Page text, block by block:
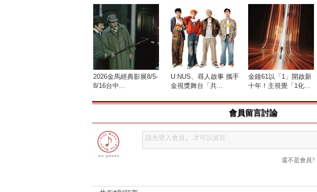
2026金馬經典影展8/5-
8/16台中...
U:NUS、尋人啟事 攜手
金視獎舞台「共...
金鐘61以「1」開啟新
十年！主視覺「1化...
會員留言討論
還不是會員?